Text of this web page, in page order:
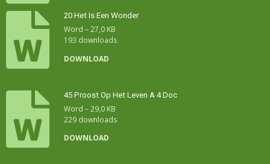
20 Het Is Een Wonder
Word – 27,0 KB
193 downloads
DOWNLOAD
45 Proost Op Het Leven A 4 Doc
Word – 29,0 KB
229 downloads
DOWNLOAD